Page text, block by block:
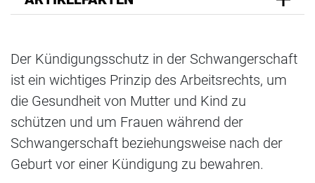
Der Kündigungsschutz in der Schwangerschaft
ist ein wichtiges Prinzip des Arbeitsrechts, um
die Gesundheit von Mutter und Kind zu
schützen und um Frauen während der
Schwangerschaft beziehungsweise nach der
Geburt vor einer Kündigung zu bewahren.